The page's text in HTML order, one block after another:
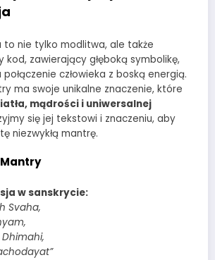
to nie tylko modlitwa, ale także
kod, zawierający głęboką symbolikę,
człowieka z boską energią.
ma swoje unikalne znaczenie, które
mądrości i uniwersalnej
się jej tekstowi i znaczeniu, aby
niezwykłą mantrę.
w sanskrycie:
Svaha,